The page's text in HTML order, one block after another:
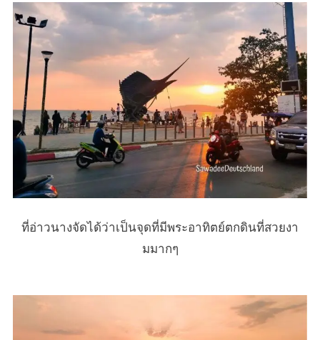
ที่อ่าวนางจัดได้ว่าเป็นจุดที่มีพระอาทิตย์ตกดินที่สวยงา
มมากๆ